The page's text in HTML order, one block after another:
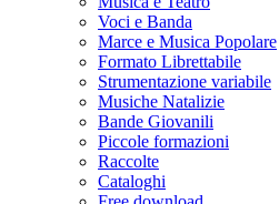
Voci e Banda
Marce e Musica Popolare
Formato Librettabile
Strumentazione variabile
Musiche Natalizie
Bande Giovanili
Piccole formazioni
Raccolte
Cataloghi